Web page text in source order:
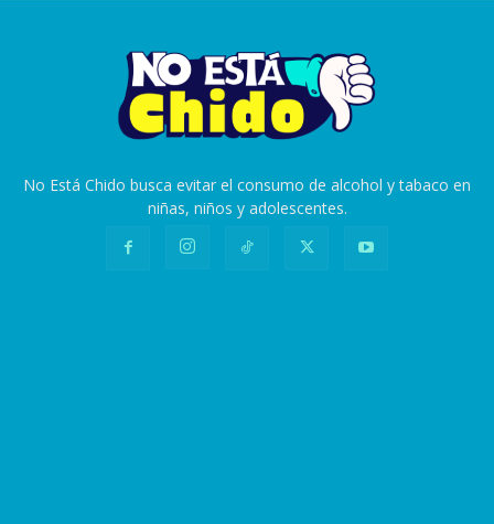
No Está Chido busca evitar el consumo de alcohol y tabaco en
niñas, niños y adolescentes.